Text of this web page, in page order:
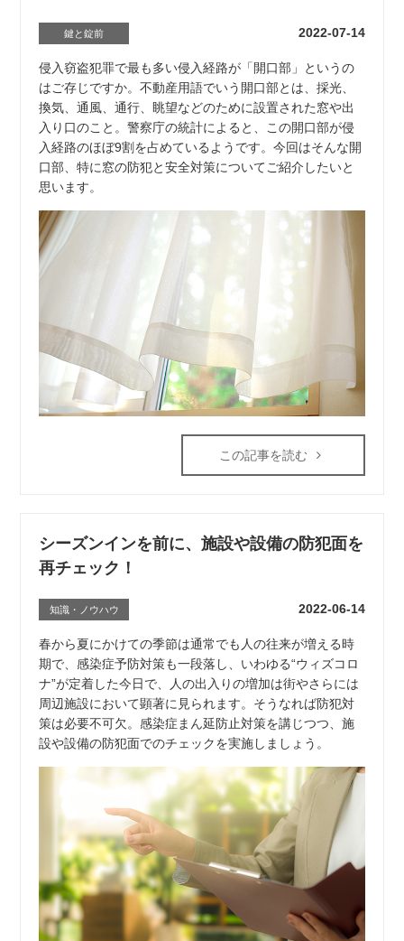
鍵と錠前 2022-07-14
侵入窃盗犯罪で最も多い侵入経路が「開口部」というの
はご存じですか。不動産用語でいう開口部とは、採光、
換気、通風、通行、眺望などのために設置された窓や出
入り口のこと。警察庁の統計によると、この開口部が侵
入経路のほぼ9割を占めているようです。今回はそんな開
口部、特に窓の防犯と安全対策についてご紹介したいと
思います。
この記事を読む
シーズンインを前に、施設や設備の防犯面を
再チェック！
知識・ノウハウ 2022-06-14
春から夏にかけての季節は通常でも人の往来が増える時
期で、感染症予防対策も一段落し、いわゆる“ウィズコロ
ナ”が定着した今日で、人の出入りの増加は街やさらには
周辺施設において顕著に見られます。そうなれば防犯対
策は必要不可欠。感染症まん延防止対策を講じつつ、施
設や設備の防犯面でのチェックを実施しましょう。